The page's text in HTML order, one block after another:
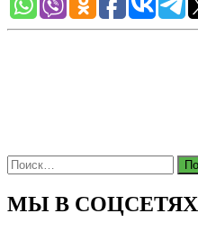
Найти:
МЫ В СОЦСЕТЯХ